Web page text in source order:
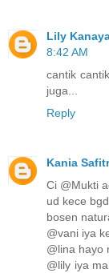
Lily
8:42 AM
cantik
juga...
Reply
Kania
Ci @Mukti
ud kece
bosen
@vani iya
@lina hayo
@lily iya